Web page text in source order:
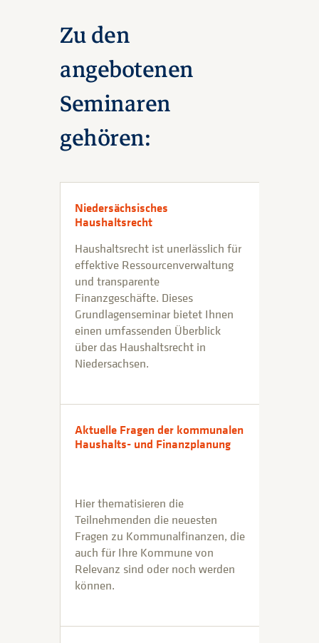
Zu den
angebotenen
Seminaren
gehören:
Niedersächsisches
Haushaltsrecht
Haushaltsrecht ist unerlässlich für
effektive Ressourcenverwaltung
und transparente
Finanzgeschäfte. Dieses
Grundlagenseminar bietet Ihnen
einen umfassenden Überblick
über das Haushaltsrecht in
Niedersachsen.
Aktuelle Fragen der kommunalen
Haushalts- und Finanzplanung
Hier thematisieren die
Teilnehmenden die neuesten
Fragen zu Kommunalfinanzen, die
auch für Ihre Kommune von
Relevanz sind oder noch werden
können.